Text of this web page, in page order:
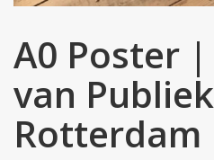
A0 Poster
van
Rotterdam